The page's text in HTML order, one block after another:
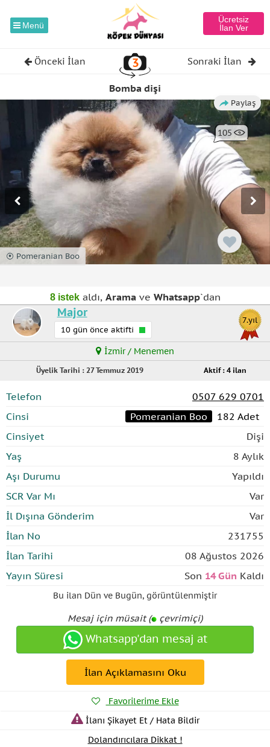
Menü
Ücretsiz
İlan Ver
Önceki İlan 3 Sonraki İlan
Bomba dişi
Paylaş
105
⦿ Pomeranian Boo
8 istekaldı, Aramave Whatsapp`dan
7.yıl
Major
10 gün önce aktifti
İzmir / Menemen
Üyelik Tarihi : 27 Temmuz 2019 Aktif : 4 ilan
Telefon
0507 629 0701
Cinsi
Pomeranian Boo
182 Adet
Cinsiyet
Dişi
Yaş
8 Aylık
Aşı Durumu
Yapıldı
SCR Var Mı
Var
İl Dışına Gönderim
Var
İlan No
231755
İlan Tarihi
08 Ağustos 2026
Yayın Süresi
Son 14 Gün Kaldı
Bu ilan Dün ve Bugün, görüntülenmiştir
Mesaj için müsait ( çevrimiçi)
Whatsapp'dan mesaj at
İlan Açıklamasını Oku
Favorilerime Ekle
İlanı Şikayet Et / Hata Bildir
Dolandırıcılara Dikkat !